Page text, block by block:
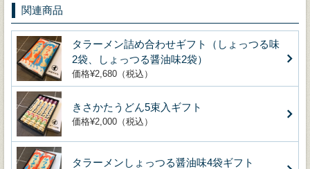
関連商品
タラーメン詰め合わせギフト（しょっつる味
2袋、しょっつる醤油味2袋）
価格¥2,680（税込）
きさかたうどん5束入ギフト
価格¥2,000（税込）
タラーメンしょっつる醤油味4袋ギフト